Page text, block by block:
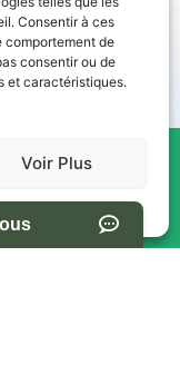
Consentir à ces
comportement de
consentir ou de
et caractéristiques.
Voir Plus
accompagnent